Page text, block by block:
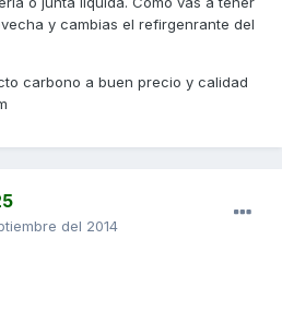
y cambias el refirgenrante del
carbono a buen precio y calidad
del 2014